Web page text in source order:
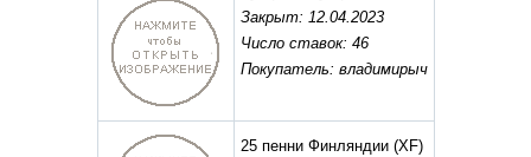
Закрыт: 12.04.2023
Число ставок: 46
Покупатель: владимирыч
25 пенни Финляндии(XF)